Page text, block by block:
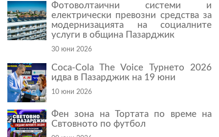
Фотоволтаични системи и
електрически превозни средства за
модернизацията на социалните
услуги в община Пазарджик
30 юни 2026
Coca-Cola The Voice Турнето 2026
идва в Пазарджик на 19 юни
10 юни 2026
Фен зона на Тортата по време на
Свтовното по футбол